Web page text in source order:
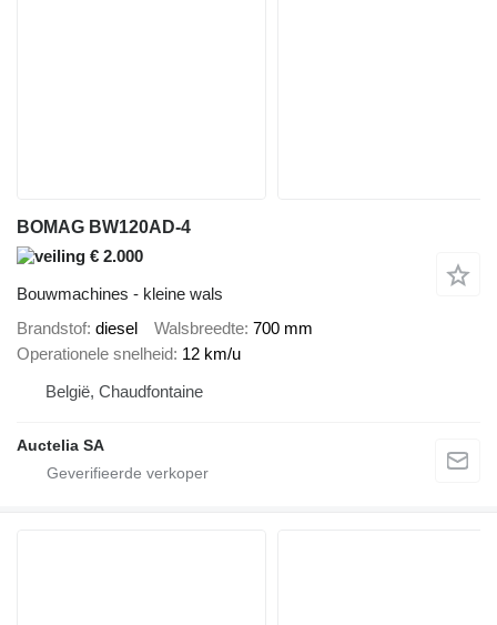
BOMAG BW120AD-4
€ 2.000
Bouwmachines - kleine wals
Brandstof diesel Walsbreedte 700 mm
Operationele snelheid 12 km/u
België, Chaudfontaine
Auctelia SA